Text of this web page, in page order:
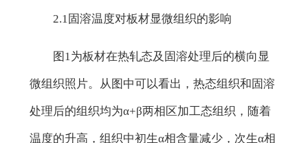
2.1固溶温度对板材显微组织的影响
图1为板材在热轧态及固溶处理后的横向显
微组织照片。从图中可以看出，热态组织和固溶
处理后的组织均为α+β两相区加工态组织，随着
温度的升高，组织中初生α相含量减少，次生α相